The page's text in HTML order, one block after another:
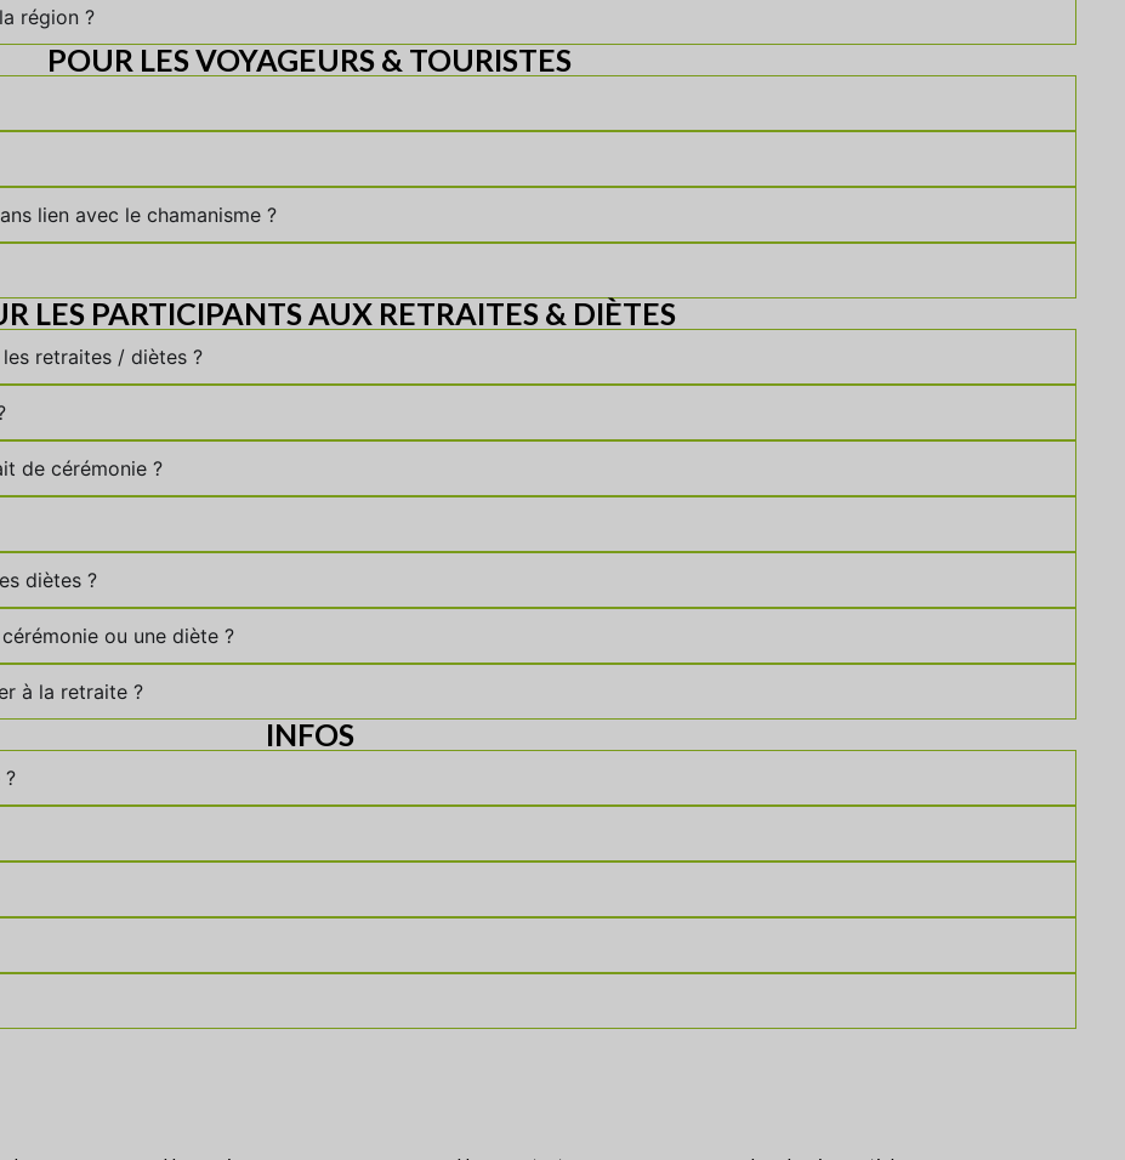
région ?
POUR LES VOYAGEURS & TOURISTES
lien avec le chamanisme ?
LES PARTICIPANTS AUX RETRAITES & DIÈTES
retraites / diètes ?
de cérémonie ?
diètes ?
ou une diète ?
à la retraite ?
INFOS
?